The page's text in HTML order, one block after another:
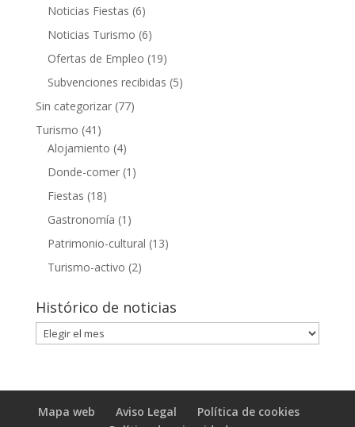
Noticias Fiestas (6)
Noticias Turismo (6)
Ofertas de Empleo (19)
Subvenciones recibidas (5)
Sin categorizar(77)
Turismo (41)
Alojamiento (4)
Donde-comer(1)
Fiestas (18)
Gastronomía (1)
Patrimonio-cultural (13)
Turismo-activo (2)
Histórico de noticias
Histórico
de
Mapa web Aviso Legal
Política de cookies